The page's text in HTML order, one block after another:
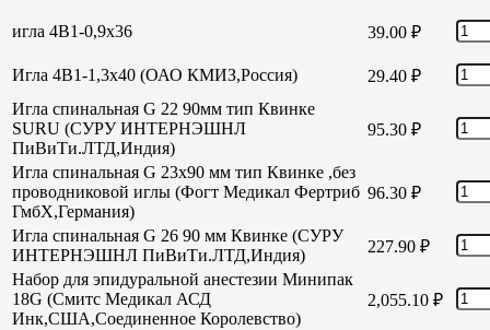
игла 4В1-0,9х36 39.00 ₽
Игла 4В1-1,3х40 (ОАО КМИЗ,Россия) 29.40 ₽
Игла спинальная G 22 90мм тип Квинке
SURU (СУРУ ИНТЕРНЭШНЛ
ПиВиТи.ЛТД,Индия)
95.30 ₽
Игла спинальная G 23х90 мм тип Квинке ,без
проводниковой иглы (Фогт Медикал Фертриб
ГмбХ,Германия)
96.30 ₽
Игла спинальная G 26 90 мм Квинке (СУРУ
ИНТЕРНЭШНЛ ПиВиТи.ЛТД,Индия)
227.90 ₽
Набор для эпидуральной анестезии Минипак
18G (Смитс Медикал АСД
Инк,США,Соединенное Королевство)
2,055.10 ₽